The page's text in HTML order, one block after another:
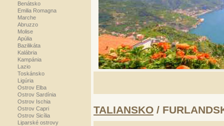
Benátsko
Emilia Romagna
Marche
Abruzzo
Molise
Apúlia
Bazilikáta
Kalábria
Kampánia
Lazio
Toskánsko
Ligúria
Ostrov Elba
Ostrov Sardínia
Ostrov Ischia
Ostrov Capri
Ostrov Sicília
Liparské ostrovy
TALIANSKO /